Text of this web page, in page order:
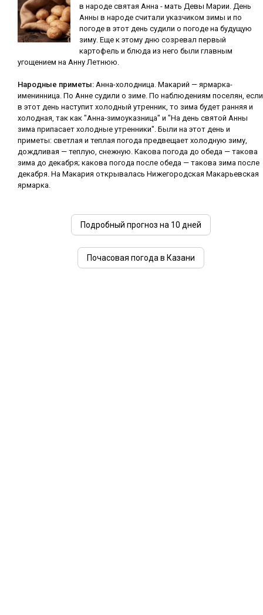
в народе святая Анна - мать Девы Марии. День
Анны в народе считали указчиком зимы и по
погоде в этот день судили о погоде на будущую
зиму. Еще к этому дню созревал первый
картофель и блюда из него были главным
угощением на Анну Летнюю.
Народные приметы: Анна-холодница. Макарий — ярмарка-
именинница. По Анне судили о зиме. По наблюдениям поселян, если
в этот день наступит холодный утренник, то зима будет ранняя и
холодная, так как "Анна-зимоуказница" и "На день святой Анны
зима припасает холодные утренники". Были на этот день и
приметы: светлая и теплая погода предвещает холодную зиму,
дождливая — теплую, снежную. Какова погода до обеда — такова
зима до декабря; какова погода после обеда — такова зима после
декабря. На Макария открывалась Нижегородская Макарьевская
ярмарка.
Подробный прогноз на 10 дней
Почасовая погода в Казани